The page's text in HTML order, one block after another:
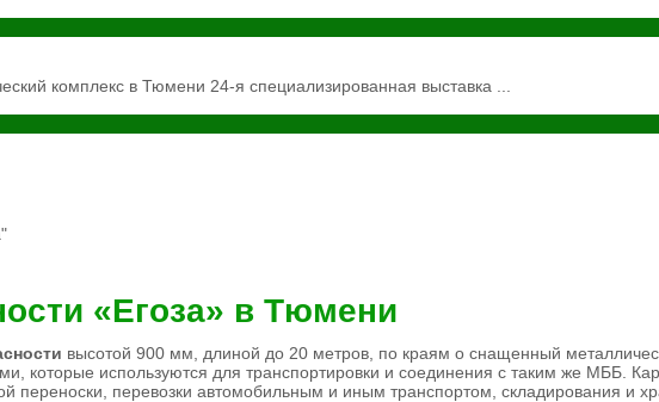
комплекс в Тюмени 24-я специализированная выставка ...
«Егоза» в Тюмени
высотой 900 мм, длиной до 20 метров, по краям о снащенный
которые используются для транспортировки и соединения с таким же МББ.
переноски, перевозки автомобильным и иным транспортом, складирования и